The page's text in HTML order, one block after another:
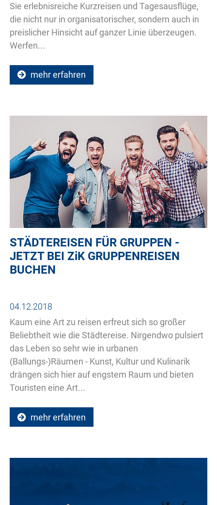
Sie erlebnisreiche Kurzreisen und Tagesausflüge,
die nicht nur in organisatorischer, sondern auch in
preislicher Hinsicht auf ganzer Linie überzeugen.
Werfen...
mehr erfahren
STÄDTEREISEN FÜR GRUPPEN -
JETZT BEI ZiKGRUPPENREISEN
BUCHEN
04.12.2018
Kaum eine Art zu reisen erfreut sich so großer
Beliebtheit wie die Städtereise. Nirgendwo pulsiert
das Leben so sehr wie in urbanen
(Ballungs-)Räumen - Kunst, Kultur und Kulinarik
drängen sich hier auf engstem Raum und bieten
Touristen eine Art...
mehr erfahren